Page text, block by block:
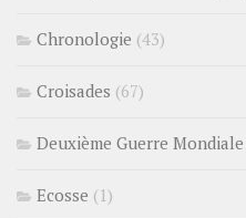
Chronologie (43)
Croisades (67)
Deuxième Guerre Mondiale
Ecosse (1)